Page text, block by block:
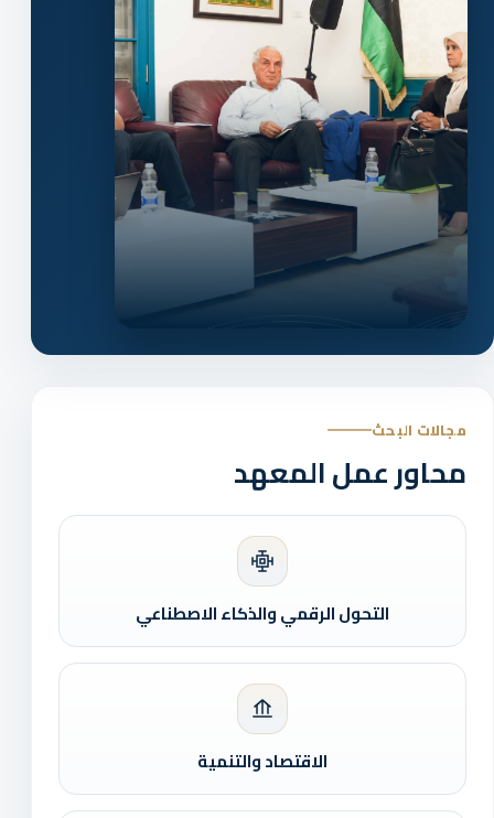
مجالات البحث
محاور عمل المعهد
التحول الرقمي والذكاء الاصطناعي
الاقتصاد والتنمية